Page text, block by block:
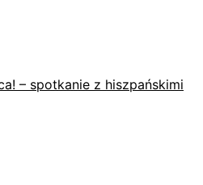
– spotkanie z hiszpańskimi